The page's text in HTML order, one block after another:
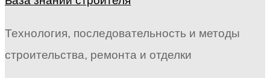
Технология, последовательность и методы
строительства, ремонта и отделки